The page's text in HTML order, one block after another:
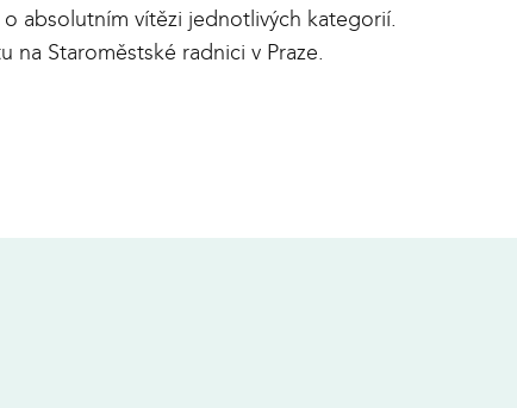
absolutním vítězi jednotlivých kategorií.
Staroměstské radnici v Praze.